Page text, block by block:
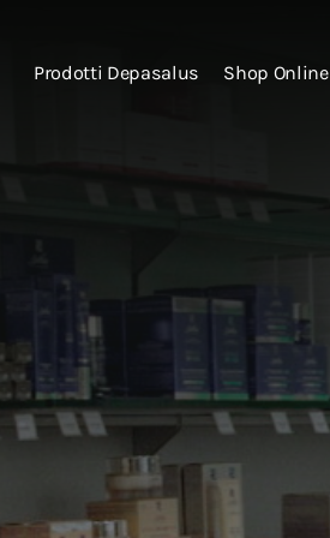
Prodotti Depasalus Shop Online